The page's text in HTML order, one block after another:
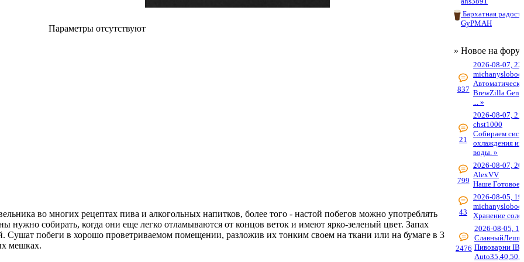
Параметры отсутствуют
во многих рецептах пива и алкогольных напитков, более того - настой побегов можно употреблять
собирать, когда они еще легко отламываются от концов веток и имеют ярко-зеленый цвет. Запах
Сушат побеги в хорошо проветриваемом помещении, разложив их тонким своем на ткани или на бумаге в 3
мешках.
Бархатная радость
GyPMAH
» Новое на
837
2026-08-07,
BrewZilla
... »
21
2026-08-07,
chst1000
Собираем
охлаждения из
воды. »
799
2026-08-07,
AlexVV
Наше Готовое
43
2026-08-05,
Хранение
2476
2026-08-05,
Пивоварни